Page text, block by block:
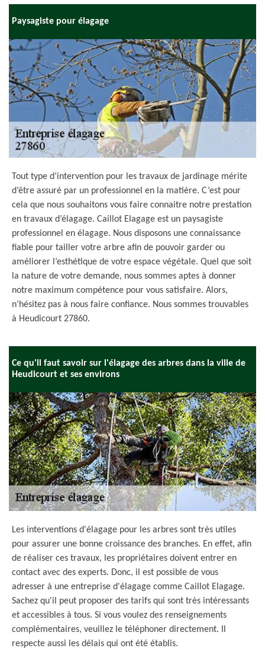
Paysagiste pour élagage
Tout type d’intervention pour les travaux de jardinage mérite
d’être assuré par un professionnel en la matière. C’est pour
cela que nous souhaitons vous faire connaitre notre prestation
en travaux d’élagage. Caillot Elagage est un paysagiste
professionnel en élagage. Nous disposons une connaissance
fiable pour tailler votre arbre afin de pouvoir garder ou
améliorer l’esthétique de votre espace végétale. Quel que soit
la nature de votre demande, nous sommes aptes à donner
notre maximum compétence pour vous satisfaire. Alors,
n’hésitez pas à nous faire confiance. Nous sommes trouvables
à Heudicourt 27860.
Ce qu'il faut savoir sur l'élagage des arbres dans la ville de
Heudicourt et ses environs
Les interventions d'élagage pour les arbres sont très utiles
pour assurer une bonne croissance des branches. En effet, afin
de réaliser ces travaux, les propriétaires doivent entrer en
contact avec des experts. Donc, il est possible de vous
adresser à une entreprise d'élagage comme Caillot Elagage.
Sachez qu'il peut proposer des tarifs qui sont très intéressants
et accessibles à tous. Si vous voulez des renseignements
complémentaires, veuillez le téléphoner directement. Il
respecte aussi les délais qui ont été établis.